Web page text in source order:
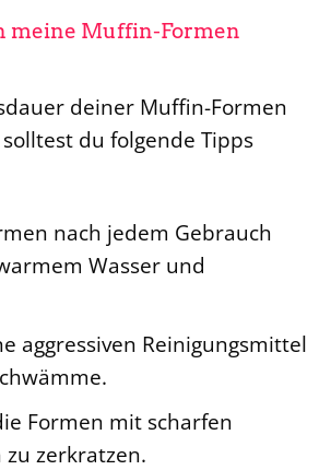
meine Muffin-Formen
deiner Muffin-Formen
du folgende Tipps
nach jedem Gebrauch
Wasser und
aggressiven Reinigungsmittel
Formen mit scharfen
zu zerkratzen.